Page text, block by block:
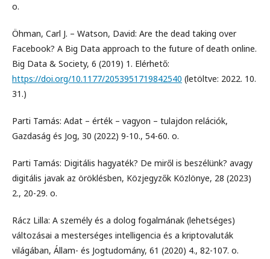
o.
Öhman, Carl J. – Watson, David: Are the dead taking over
Facebook? A Big Data approach to the future of death online.
Big Data & Society, 6 (2019) 1. Elérhető:
https://doi.org/10.1177/2053951719842540 (letöltve: 2022. 10.
31.)
Parti Tamás: Adat – érték – vagyon – tulajdon relációk,
Gazdaság és Jog, 30 (2022) 9-10., 54-60. o.
Parti Tamás: Digitális hagyaték? De miről is beszélünk? avagy
digitális javak az öröklésben, Közjegyzők Közlönye, 28 (2023)
2., 20-29. o.
Rácz Lilla: A személy és a dolog fogalmának (lehetséges)
változásai a mesterséges intelligencia és a kriptovaluták
világában, Állam- és Jogtudomány, 61 (2020) 4., 82-107. o.